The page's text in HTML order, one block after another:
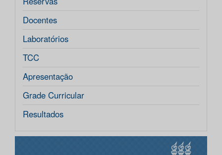
Docentes
Laboratórios
TCC
Apresentação
Grade Curricular
Resultados